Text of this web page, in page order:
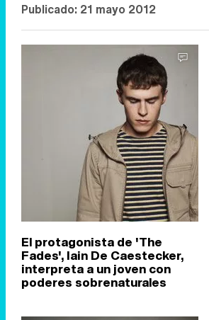
Publicado: 21 mayo 2012
El protagonista de 'The
Fades', Iain De Caestecker,
interpreta a un joven con
poderes sobrenaturales